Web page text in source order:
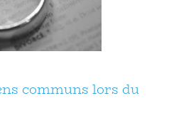
communs lors du